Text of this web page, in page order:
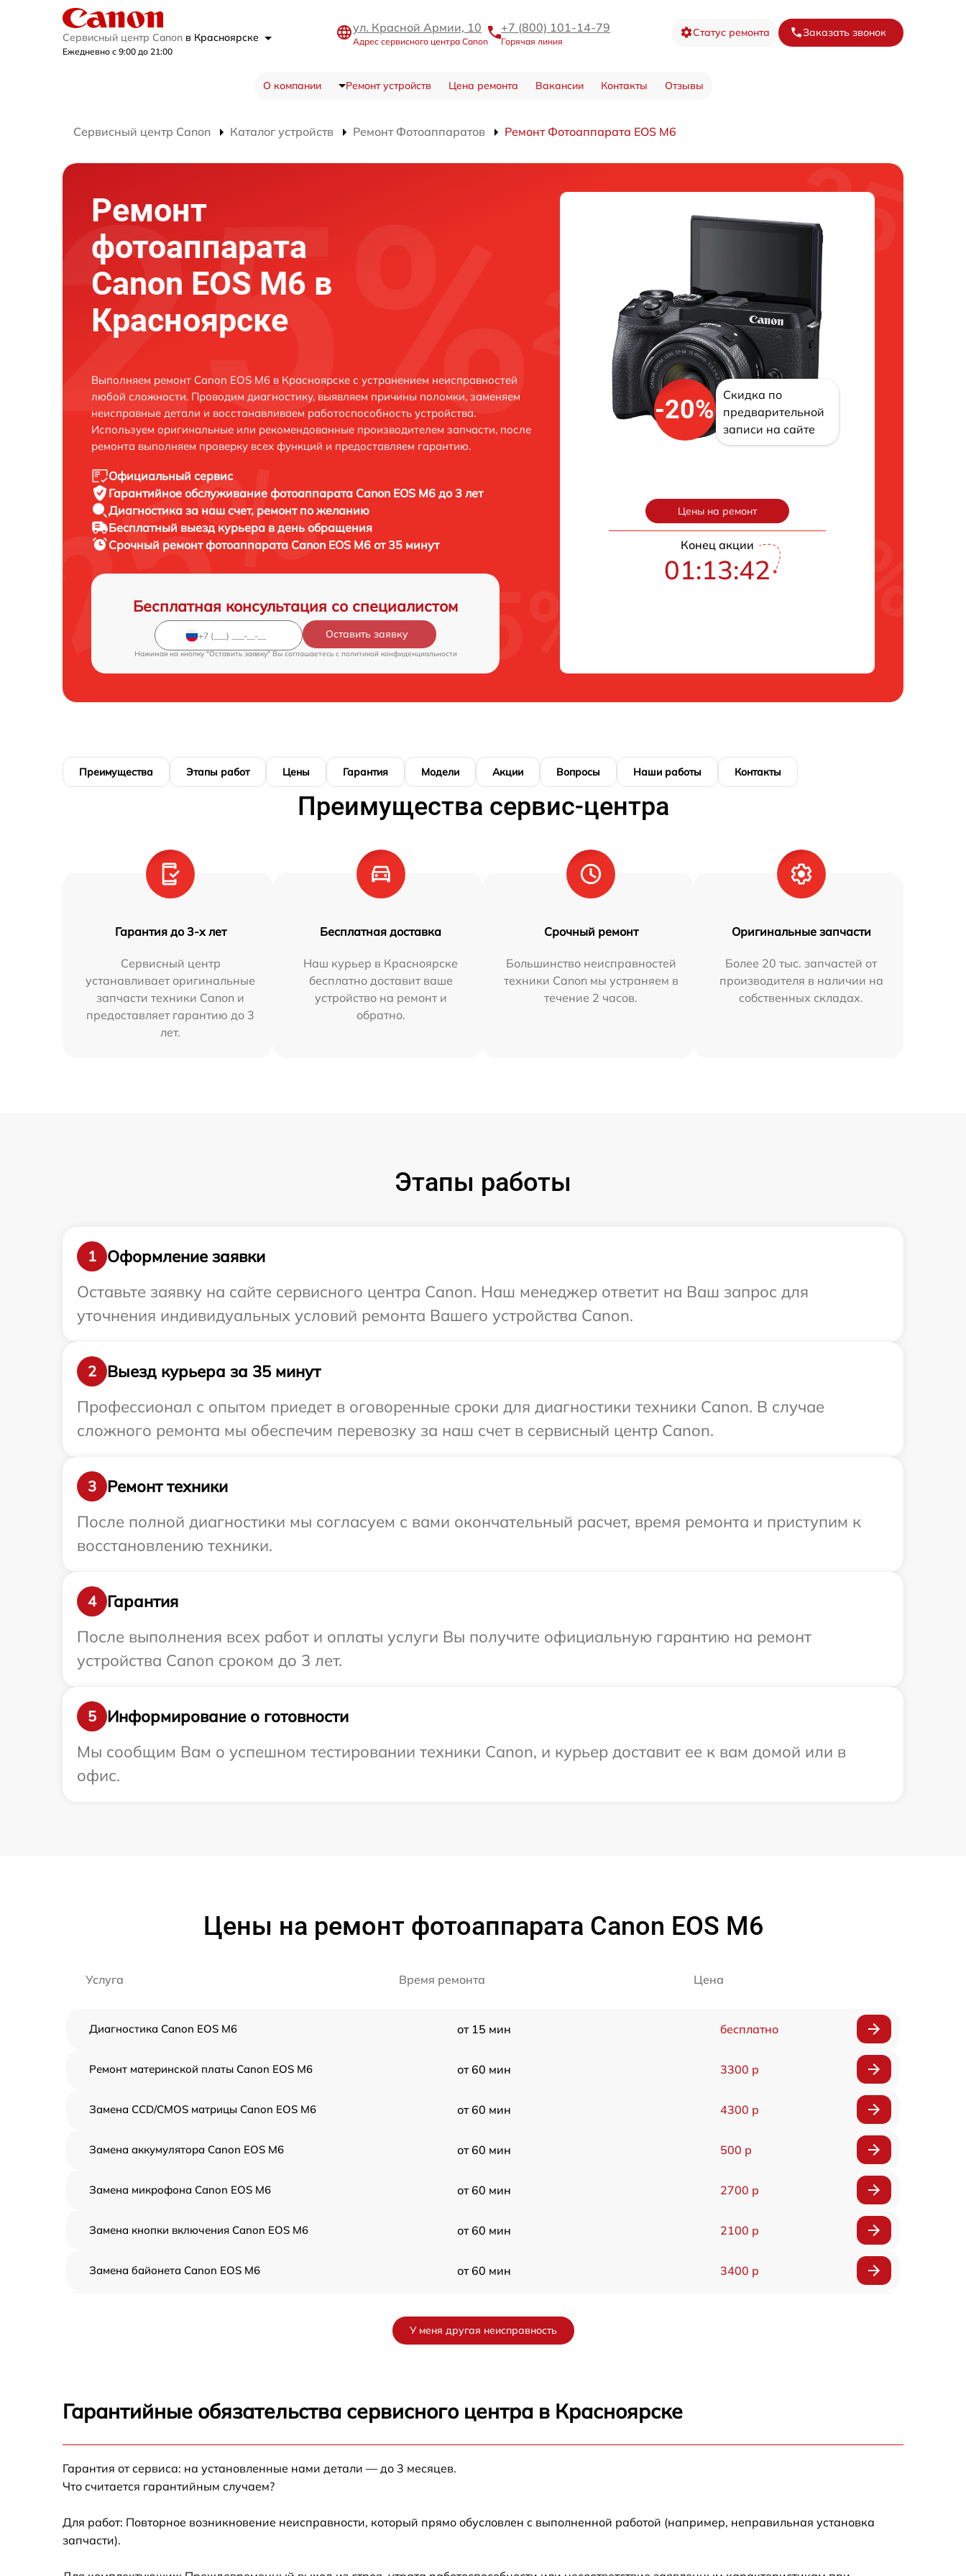
Сервисный центр Canon в Красноярске
Ежедневно с 9:00 до 21:00
ул. Красной Армии, 10
Адрес сервисного центра Canon
+7 (800) 101-14-79
Горячая линия
Статус ремонта Заказать звонок
О компании Ремонт устройств Цена ремонта Вакансии Контакты Отзывы
Сервисный центр Canon Каталог устройств Ремонт Фотоаппаратов Ремонт Фотоаппарата EOS M6
Ремонт
фотоаппарата
Canon EOS M6 в
Красноярске
Выполняем ремонт Canon EOS M6 в Красноярске с устранением неисправностей
любой сложности. Проводим диагностику, выявляем причины поломки, заменяем
неисправные детали и восстанавливаем работоспособность устройства.
Используем оригинальные или рекомендованные производителем запчасти, после
ремонта выполняем проверку всех функций и предоставляем гарантию.
Официальный сервис
Гарантийное обслуживание фотоаппарата Canon EOS M6 до 3 лет
Диагностика за наш счет, ремонт по желанию
Бесплатный выезд курьера в день обращения
Срочный ремонтфотоаппарата Canon EOS M6 от 35 минут
Бесплатная консультация со специалистом
Оставить заявку
Нажимая на кнопку "Оставить заявку" Вы соглашаетесь c политикой конфиденциальности
-20%
Скидка по
предварительной
записи на сайте
Цены на ремонт
Конец акции
01:13:41
Преимущества Этапы работ Цены Гарантия Модели Акции Вопросы Наши работы Контакты
Преимущества сервис-центра
Гарантия до 3-х лет
Сервисный центр
устанавливает оригинальные
запчасти техники Canon и
предоставляет гарантию до 3
лет.
Бесплатная доставка
Наш курьер в Красноярске
бесплатно доставит ваше
устройство на ремонт и
обратно.
Срочный ремонт
Большинство неисправностей
техники Canon мы устраняем в
течение 2 часов.
Оригинальные запчасти
Более 20 тыс. запчастей от
производителя в наличии на
собственных складах.
Этапы работы
1
Оформление заявки
Оставьте заявку на сайте сервисного центра Canon. Наш менеджер ответит на Ваш запрос для
уточнения индивидуальных условий ремонта Вашего устройства Canon.
2
Выезд курьера за 35 минут
Профессионал с опытом приедет в оговоренные сроки для диагностики техники Canon. В случае
сложного ремонта мы обеспечим перевозку за наш счет в сервисный центр Canon.
3
Ремонт техники
После полной диагностики мы согласуем с вами окончательный расчет, время ремонта и приступим к
восстановлению техники.
4
Гарантия
После выполнения всех работ и оплаты услуги Вы получите официальную гарантию на ремонт
устройства Canon сроком до 3 лет.
5
Информирование о готовности
Мы сообщим Вам о успешном тестировании техники Canon, и курьер доставит ее к вам домой или в
офис.
Цены на ремонт фотоаппарата Canon EOS M6
Услуга Время ремонта Цена
Диагностика Canon EOS M6 от 15 мин бесплатно
Ремонт материнской платы Canon EOS M6 от 60 мин 3300 р
Замена CCD/CMOS матрицы Canon EOS M6 от 60 мин 4300 р
Замена аккумулятора Canon EOS M6 от 60 мин 500 р
Замена микрофона Canon EOS M6 от 60 мин 2700 р
Замена кнопки включения Canon EOS M6 от 60 мин 2100 р
Замена байонета Canon EOS M6 от 60 мин 3400 р
Замена затвора Canon EOS M6
У меня другая неисправность
Гарантийные обязательства сервисного центра в Красноярске
Гарантия от сервиса: на установленные нами детали — до 3 месяцев.
Что считается гарантийным случаем?
Для работ: Повторное возникновение неисправности, который прямо обусловлен с выполненной работой (например, неправильная установка
запчасти).